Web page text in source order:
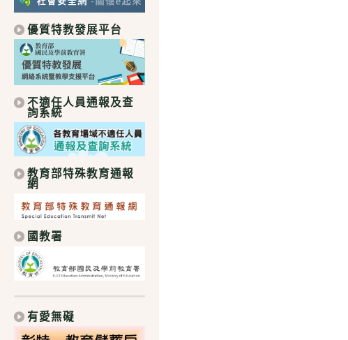
優質特教發展平台
不適任人員通報及查
詢系統
教育部特殊教育通報
網
國教署
有愛無礙